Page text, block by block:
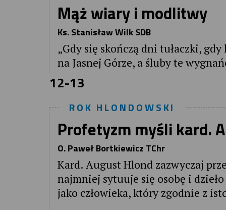
Mąż wiary i modlitwy
Ks. Stanisław Wilk SDB
„Gdy się skończą dni tułaczki,
na Jasnej Górze, a śluby te
12-13
ROK HLONDOWSKI
Profetyzm myśli kard.
O. Paweł Bortkiewicz TChr
Kard. August Hlond zazwyczaj
najmniej sytuuje się osobę i
jako człowieka, który zgodnie z